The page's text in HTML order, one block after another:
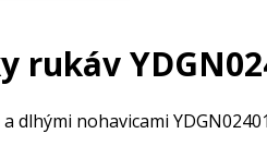
nohavicami